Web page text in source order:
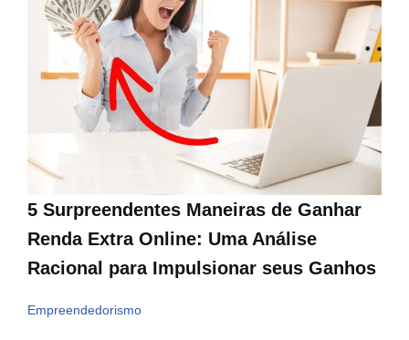
5 Surpreendentes Maneiras de Ganhar
Renda Extra Online: Uma Análise
Racional para Impulsionar seus Ganhos
Empreendedorismo